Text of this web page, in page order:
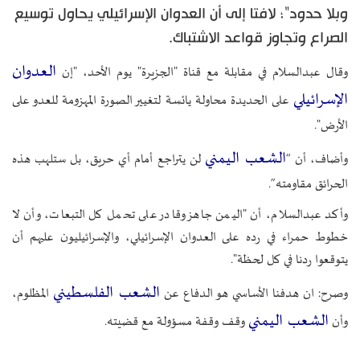
وبلا حدود"؛ لافتا إلى أن العدوان الإسرائيلي يحاول توسيع
الصراع وتجاوز قواعد الاشتباك.
وقال عبدالسلام في مقابلة مع قناة "الجزيرة" يوم الأحد، "إن العدوان
الإسرائيلي على الحديدة محاولة يائسة لتغيير الصورة المهزومة للعدو على
الأرض".
وأضاف، أن “الشعب اليمني لن يتراجع أمام أي حريق، بل ستلهب هذه
الحرائق مقاومته”.
وأكد عبدالسلام، أن "اليمن جاهز وقادر على تحمل كل التبعات، وأن لا
خطوط حمراء في رده على العدوان الإسرائيلي، والإسرائيليون عليهم أن
يتوقعوا ردنا في كل لحظة".
وصرح: ان هدفنا الأساسي هو الدفاع عن الشعب الفلسطيني المظلوم،
وأنالشعب اليمنيوقف وقفة مسؤولة مع قضيته.